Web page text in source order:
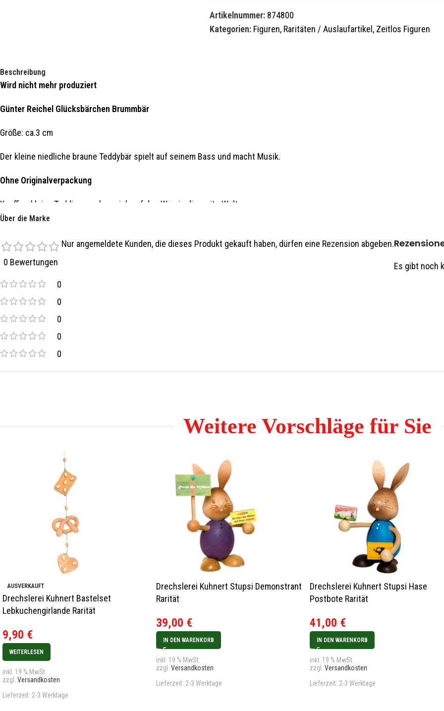
Artikelnummer: 874800
Kategorien: Figuren, Raritäten / Auslaufartikel , Zeitlos Figuren
Beschreibung
Wird nicht mehr produziert
Günter Reichel Glücksbärchen Brummbär
Größe: ca.3 cm
Der kleine niedliche braune Teddybär spielt auf seinem Bass und macht Musik.
Ohne Originalverpackung
Knuffige kleine Teddies machen sich auf den Weg in die weite Welt.
Verwendung von hochwertigen Lacken und Farben.
Die Figuren von Günter Reichel finden Sie nur ausgewählten Fachgeschäft.
Über die Marke
0 Bewertungen
0
0
0
0
0
Es gibt noch
Nur angemeldete Kunden, die dieses Produkt gekauft haben, dürfen eine Rezension abgeben.
Weitere Vorschläge für Sie
AUSVERKAUFT
Drechslerei Kuhnert Bastelset
Lebkuchengirlande Rarität
9,90 €
WEITERLESEN
inkl. 19 % MwSt.
zzgl. Versandkosten
Lieferzeit: 2-3 Werktage
Drechslerei Kuhnert Stupsi Demonstrant
Rarität
39,00 €
IN DEN WARENKORB
inkl. 19 % MwSt.
zzgl. Versandkosten
Lieferzeit: 2-3 Werktage
Drechslerei Kuhnert Stupsi Hase
Postbote Rarität
41,00 €
IN DEN WARENKORB
inkl. 19 % MwSt.
zzgl. Versandkosten
Lieferzeit: 2-3 Werktage